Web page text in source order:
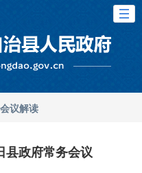
会议解读
县政府常务会议